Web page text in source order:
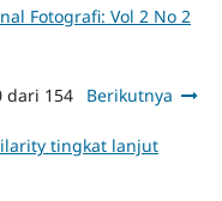
Fotografi: Vol 2 No 2
dari 154 Berikutnya
tingkat lanjut